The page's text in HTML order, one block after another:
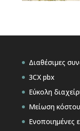
Διαθέσιμες
3CX pbx
Εύκολη
Μείωση
Ενοποιημένες